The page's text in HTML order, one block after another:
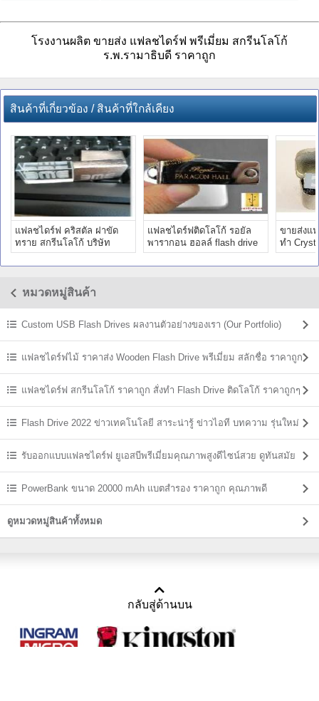
โรงงานผลิต ขายส่ง แฟลชไดร์ฟ พรีเมี่ยม สกรีนโลโก้
ร.พ.รามาธิบดี ราคาถูก
สินค้าที่เกี่ยวข้อง / สินค้าที่ใกล้เคียง
แฟลชไดร์ฟ คริสตัล ฝาขัด
ทราย สกรีนโลโก้ บริษัท
BME ของแจก ราคาโรงงาน
แฟลชไดร์ฟติดโลโก้ รอยัล
พารากอน ฮอลล์ flash drive
โลหะ สลักชื่อ ราคาถูก
ขายส่งแ
ทำ
บริษัท เ
หมวดหมู่สินค้า
Custom USB Flash Drives ผลงานตัวอย่างของเรา (Our Portfolio)
แฟลชไดร์ฟไม้ ราคาส่ง Wooden Flash Drive พรีเมี่ยม สลักชื่อ ราคาถูก
แฟลชไดร์ฟ สกรีนโลโก้ ราคาถูก สั่งทำ Flash Drive ติดโลโก้ ราคาถูกๆ
Flash Drive 2022 ข่าวเทคโนโลยี สาระน่ารู้ ข่าวไอที บทความ รุ่นใหม่
ล่าสุดรับออกแบบแฟลชไดร์ฟ ยูเอสบีพรีเมี่ยมคุณภาพสูงดีไซน์สวย ดูทันสมัย
PowerBank ขนาด 20000 mAh แบตสํารอง ราคาถูก คุณภาพดี
ดูหมวดหมู่สินค้าทั้งหมด
กลับสู่ด้านบน